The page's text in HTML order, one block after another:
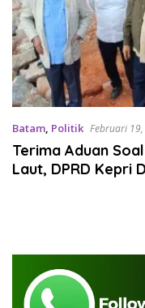
Batam, Politik Februari
Terima Aduan
Laut, DPRD Kepri